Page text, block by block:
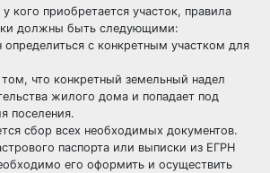
кого приобретается участок, правила
должны быть следующими:
определиться с конкретным участком для
что конкретный земельный надел
жилого дома и попадает под
поселения.
сбор всех необходимых документов.
паспорта или выписки из ЕГРН
его оформить и осуществить